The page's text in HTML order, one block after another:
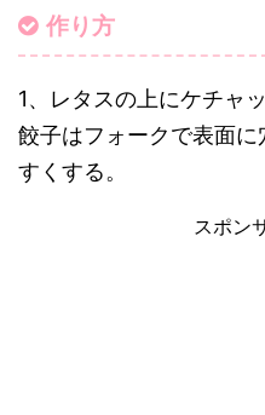
作り方
1、レタスの上にケチャ
餃子はフォークで表面
すくする。
スポン